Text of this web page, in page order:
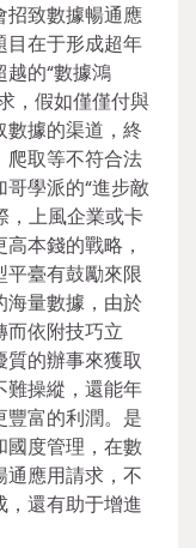
招致數據暢通應
目在于形成超年
的“數據鴻
，假如僅僅付與
據的渠道，終
爬取等不符合法
學派的“進步敵
，上風企業或卡
本錢的戰略，
平臺有鼓勵來限
量數據，由於
而依附技巧立
質的辦事來獲取
難操縱，還能年
富的利潤。是
國度管理，在數
應用請求，不
，還有助于增進